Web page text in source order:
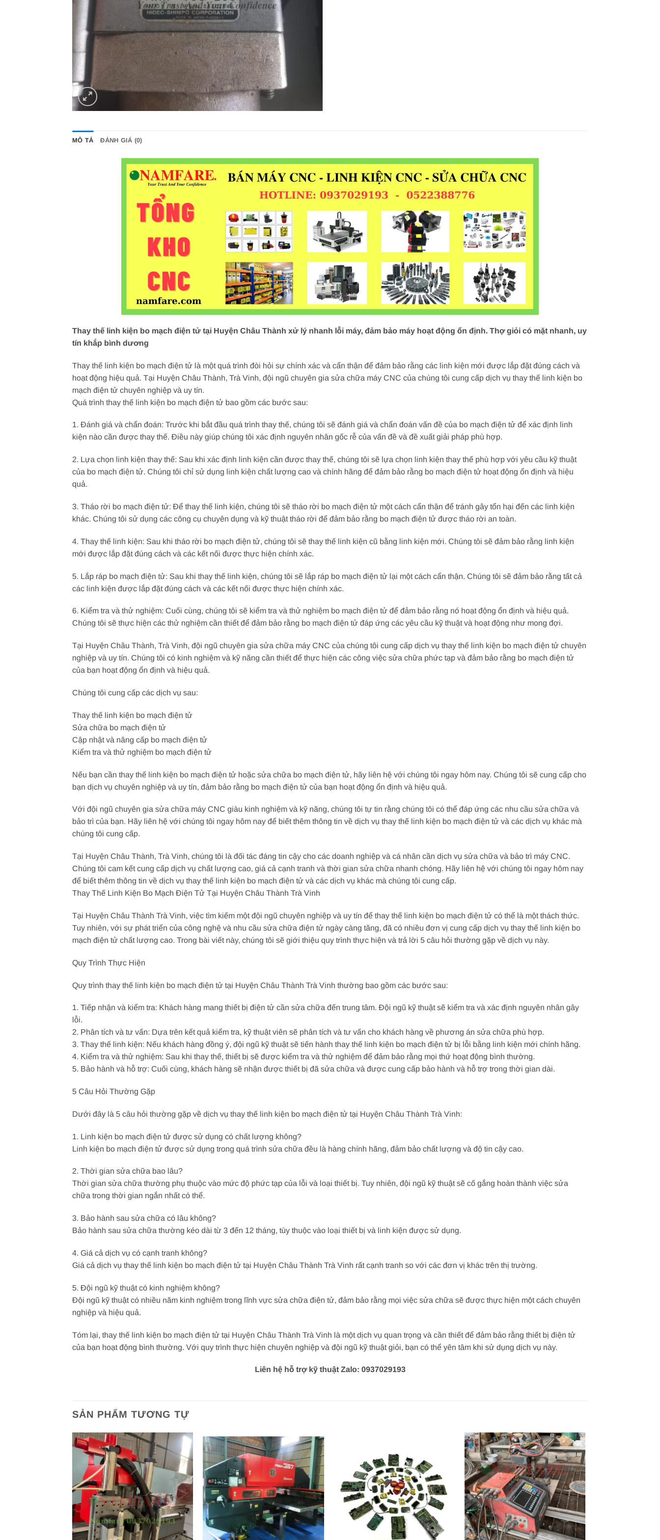
MÔ TẢ ĐÁNH GIÁ (0)
Thay thế linh kiện bo mạch điện tử tại Huyện Châu Thành xử lý nhanh lỗi máy, đảm bảo máy hoạt động ổn định. Thợ giỏi có mặt nhanh, uy
tín khắp bình dương
Thay thế linh kiện bo mạch điện tử là một quá trình đòi hỏi sự chính xác và cẩn thận để đảm bảo rằng các linh kiện mới được lắp đặt đúng cách và
hoạt động hiệu quả. Tại Huyện Châu Thành, Trà Vinh, đội ngũ chuyên gia sửa chữa máy CNC của chúng tôi cung cấp dịch vụ thay thế linh kiện bo
mạch điện tử chuyên nghiệp và uy tín.
Quá trình thay thế linh kiện bo mạch điện tử bao gồm các bước sau:
1. Đánh giá và chẩn đoán: Trước khi bắt đầu quá trình thay thế, chúng tôi sẽ đánh giá và chẩn đoán vấn đề của bo mạch điện tử để xác định linh
kiện nào cần được thay thế. Điều này giúp chúng tôi xác định nguyên nhân gốc rễ của vấn đề và đề xuất giải pháp phù hợp.
2. Lựa chọn linh kiện thay thế: Sau khi xác định linh kiện cần được thay thế, chúng tôi sẽ lựa chọn linh kiện thay thế phù hợp với yêu cầu kỹ thuật
của bo mạch điện tử. Chúng tôi chỉ sử dụng linh kiện chất lượng cao và chính hãng để đảm bảo rằng bo mạch điện tử hoạt động ổn định và hiệu
quả.
3. Tháo rời bo mạch điện tử: Để thay thế linh kiện, chúng tôi sẽ tháo rời bo mạch điện tử một cách cẩn thận để tránh gây tổn hại đến các linh kiện
khác. Chúng tôi sử dụng các công cụ chuyên dụng và kỹ thuật tháo rời để đảm bảo rằng bo mạch điện tử được tháo rời an toàn.
4. Thay thế linh kiện: Sau khi tháo rời bo mạch điện tử, chúng tôi sẽ thay thế linh kiện cũ bằng linh kiện mới. Chúng tôi sẽ đảm bảo rằng linh kiện
mới được lắp đặt đúng cách và các kết nối được thực hiện chính xác.
5. Lắp ráp bo mạch điện tử: Sau khi thay thế linh kiện, chúng tôi sẽ lắp ráp bo mạch điện tử lại một cách cẩn thận. Chúng tôi sẽ đảm bảo rằng tất cả
các linh kiện được lắp đặt đúng cách và các kết nối được thực hiện chính xác.
6. Kiểm tra và thử nghiệm: Cuối cùng, chúng tôi sẽ kiểm tra và thử nghiệm bo mạch điện tử để đảm bảo rằng nó hoạt động ổn định và hiệu quả.
Chúng tôi sẽ thực hiện các thử nghiệm cần thiết để đảm bảo rằng bo mạch điện tử đáp ứng các yêu cầu kỹ thuật và hoạt động như mong đợi.
Tại Huyện Châu Thành, Trà Vinh, đội ngũ chuyên gia sửa chữa máy CNC của chúng tôi cung cấp dịch vụ thay thế linh kiện bo mạch điện tử chuyên
nghiệp và uy tín. Chúng tôi có kinh nghiệm và kỹ năng cần thiết để thực hiện các công việc sửa chữa phức tạp và đảm bảo rằng bo mạch điện tử
của bạn hoạt động ổn định và hiệu quả.
Chúng tôi cung cấp các dịch vụ sau:
Thay thế linh kiện bo mạch điện tử
Sửa chữa bo mạch điện tử
Cập nhật và nâng cấp bo mạch điện tử
Kiểm tra và thử nghiệm bo mạch điện tử
Nếu bạn cần thay thế linh kiện bo mạch điện tử hoặc sửa chữa bo mạch điện tử, hãy liên hệ với chúng tôi ngay hôm nay. Chúng tôi sẽ cung cấp cho
bạn dịch vụ chuyên nghiệp và uy tín, đảm bảo rằng bo mạch điện tử của bạn hoạt động ổn định và hiệu quả.
Với đội ngũ chuyên gia sửa chữa máy CNC giàu kinh nghiệm và kỹ năng, chúng tôi tự tin rằng chúng tôi có thể đáp ứng các nhu cầu sửa chữa và
bảo trì của bạn. Hãy liên hệ với chúng tôi ngay hôm nay để biết thêm thông tin về dịch vụ thay thế linh kiện bo mạch điện tử và các dịch vụ khác mà
chúng tôi cung cấp.
Tại Huyện Châu Thành, Trà Vinh, chúng tôi là đối tác đáng tin cậy cho các doanh nghiệp và cá nhân cần dịch vụ sửa chữa và bảo trì máy CNC.
Chúng tôi cam kết cung cấp dịch vụ chất lượng cao, giá cả cạnh tranh và thời gian sửa chữa nhanh chóng. Hãy liên hệ với chúng tôi ngay hôm nay
để biết thêm thông tin về dịch vụ thay thế linh kiện bo mạch điện tử và các dịch vụ khác mà chúng tôi cung cấp.
Thay Thế Linh Kiện Bo Mạch Điện Tử Tại Huyện Châu Thành Trà Vinh
Tại Huyện Châu Thành Trà Vinh, việc tìm kiếm một đội ngũ chuyên nghiệp và uy tín để thay thế linh kiện bo mạch điện tử có thể là một thách thức.
Tuy nhiên, với sự phát triển của công nghệ và nhu cầu sửa chữa điện tử ngày càng tăng, đã có nhiều đơn vị cung cấp dịch vụ thay thế linh kiện bo
mạch điện tử chất lượng cao. Trong bài viết này, chúng tôi sẽ giới thiệu quy trình thực hiện và trả lời 5 câu hỏi thường gặp về dịch vụ này.
Quy Trình Thực Hiện
Quy trình thay thế linh kiện bo mạch điện tử tại Huyện Châu Thành Trà Vinh thường bao gồm các bước sau:
1. Tiếp nhận và kiểm tra: Khách hàng mang thiết bị điện tử cần sửa chữa đến trung tâm. Đội ngũ kỹ thuật sẽ kiểm tra và xác định nguyên nhân gây
lỗi.
2. Phân tích và tư vấn: Dựa trên kết quả kiểm tra, kỹ thuật viên sẽ phân tích và tư vấn cho khách hàng về phương án sửa chữa phù hợp.
3. Thay thế linh kiện: Nếu khách hàng đồng ý, đội ngũ kỹ thuật sẽ tiến hành thay thế linh kiện bo mạch điện tử bị lỗi bằng linh kiện mới chính hãng.
4. Kiểm tra và thử nghiệm: Sau khi thay thế, thiết bị sẽ được kiểm tra và thử nghiệm để đảm bảo rằng mọi thứ hoạt động bình thường.
5. Bảo hành và hỗ trợ: Cuối cùng, khách hàng sẽ nhận được thiết bị đã sửa chữa và được cung cấp bảo hành và hỗ trợ trong thời gian dài.
5 Câu Hỏi Thường Gặp
Dưới đây là 5 câu hỏi thường gặp về dịch vụ thay thế linh kiện bo mạch điện tử tại Huyện Châu Thành Trà Vinh:
1. Linh kiện bo mạch điện tử được sử dụng có chất lượng không?
Linh kiện bo mạch điện tử được sử dụng trong quá trình sửa chữa đều là hàng chính hãng, đảm bảo chất lượng và độ tin cậy cao.
2. Thời gian sửa chữa bao lâu?
Thời gian sửa chữa thường phụ thuộc vào mức độ phức tạp của lỗi và loại thiết bị. Tuy nhiên, đội ngũ kỹ thuật sẽ cố gắng hoàn thành việc sửa
chữa trong thời gian ngắn nhất có thể.
3. Bảo hành sau sửa chữa có lâu không?
Bảo hành sau sửa chữa thường kéo dài từ 3 đến 12 tháng, tùy thuộc vào loại thiết bị và linh kiện được sử dụng.
4. Giá cả dịch vụ có cạnh tranh không?
Giá cả dịch vụ thay thế linh kiện bo mạch điện tử tại Huyện Châu Thành Trà Vinh rất cạnh tranh so với các đơn vị khác trên thị trường.
5. Đội ngũ kỹ thuật có kinh nghiệm không?
Đội ngũ kỹ thuật có nhiều năm kinh nghiệm trong lĩnh vực sửa chữa điện tử, đảm bảo rằng mọi việc sửa chữa sẽ được thực hiện một cách chuyên
nghiệp và hiệu quả.
Tóm lại, thay thế linh kiện bo mạch điện tử tại Huyện Châu Thành Trà Vinh là một dịch vụ quan trọng và cần thiết để đảm bảo rằng thiết bị điện tử
của bạn hoạt động bình thường. Với quy trình thực hiện chuyên nghiệp và đội ngũ kỹ thuật giỏi, bạn có thể yên tâm khi sử dụng dịch vụ này.
Liên hệ hỗ trợ kỹ thuật Zalo: 0937029193
SẢN PHẨM TƯƠNG TỰ